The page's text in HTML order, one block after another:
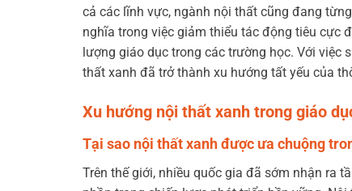
cả các lĩnh vực, ngành nội thất cũng đang
nghĩa trong việc giảm thiểu tác động tiêu cực
lượng giáo dục trong các trường học. Với việc
thất xanh đã trở thành xu hướng tất yếu của
Xu hướng nội thất xanh trong giáo
Tại sao nội thất xanh được ưa chuộng
Trên thế giới, nhiều quốc gia đã sớm nhận ra